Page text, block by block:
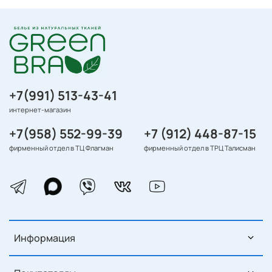
Информация
+7(991) 513-43-41
интернет-магазин
+7(958) 552-99-39
фирменный отдел в ТЦ Флагман
+7 (912) 448-87-15
фирменный отдел в ТРЦ Талисман